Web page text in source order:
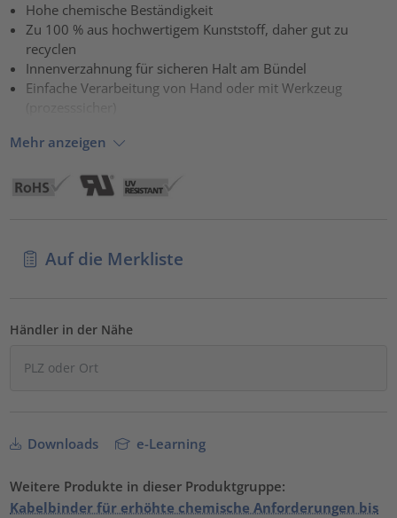
Hohe chemische Beständigkeit
Zu 100 % aus hochwertigem Kunststoff, daher gut zu
recyclen
Innenverzahnung für sicheren Halt am Bündel
Einfache Verarbeitung von Hand oder mit Werkzeug
Mehr anzeigen
Auf die Merkliste
Händler in der Nähe
Downloads e-Learning
Weitere Produkte in dieser Produktgruppe:
Kabelbinder für erhöhte chemische Anforderungen bis